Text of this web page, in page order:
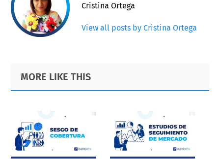
Cristina Ortega
View all posts by Cristina Ortega
Primary
Sidebar
Footer
MORE LIKE THIS